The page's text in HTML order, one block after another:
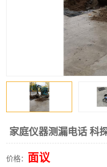
家庭仪器测漏电话 科
价格： 面议
高压车疏通清淤